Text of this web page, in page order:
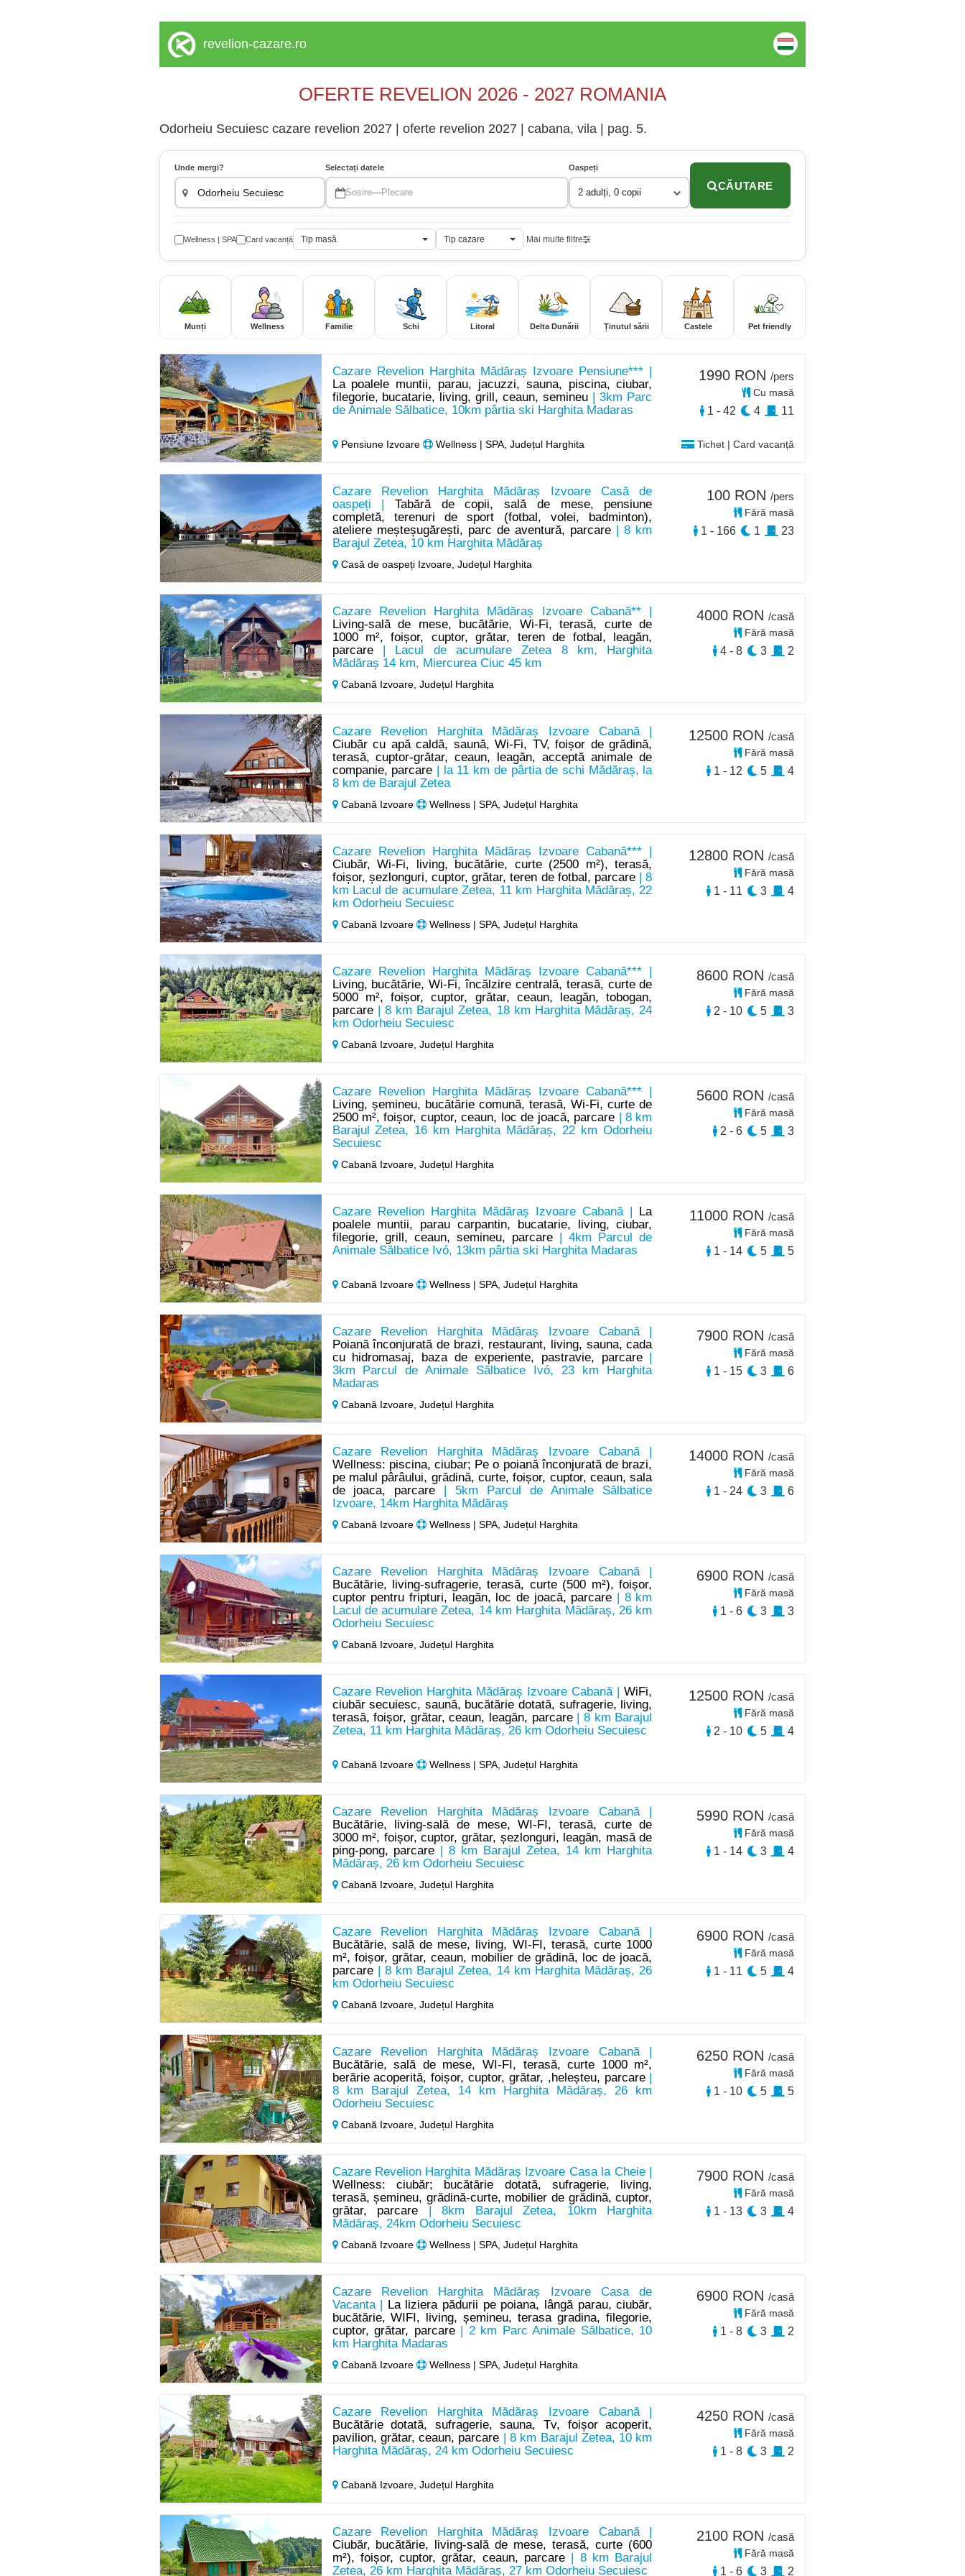
revelion-cazare.ro
OFERTE REVELION 2026 - 2027 ROMANIA
Odorheiu Secuiesc cazare revelion 2027 | oferte revelion 2027 | cabana, vila | pag. 5.
Unde mergi? Selectați datele
Sosire—Plecare
Oaspeți
2 adulți, 0 copii
CĂUTARE
Wellness | SPA Card vacanță Tip masă Tip cazare Mai multe filtre
Munți Wellness Familie Schi Litoral Delta Dunării Ținutul sării Castele Pet friendly
Cazare Revelion Harghita Mădăraș Izvoare Pensiune*** |
La poalele muntii, parau, jacuzzi, sauna, piscina, ciubar,
filegorie, bucatarie, living, grill, ceaun, semineu | 3km Parc
de Animale Sălbatice, 10km pârtia ski Harghita Madaras
Pensiune Izvoare Wellness | SPA, Județul Harghita Tichet | Card vacanță
1990 RON /pers
Cu masă
1 - 42 4 11
Cazare Revelion Harghita Mădăraș Izvoare Casă de
oaspeți | Tabără de copii, sală de mese, pensiune
completă, terenuri de sport (fotbal, volei, badminton),
ateliere meșteșugărești, parc de aventură, parcare | 8 km
Barajul Zetea, 10 km Harghita Mădăraș
Casă de oaspeți Izvoare, Județul Harghita
100 RON /pers
Fără masă
1 - 166 1 23
Cazare Revelion Harghita Mădăraș Izvoare Cabană** |
Living-sală de mese, bucătărie, Wi-Fi, terasă, curte de
1000 m², foișor, cuptor, grătar, teren de fotbal, leagăn,
parcare| Lacul de acumulare Zetea 8 km, Harghita
Mădăraș 14 km, Miercurea Ciuc 45 km
Cabană Izvoare, Județul Harghita
4000 RON /casă
Fără masă
4 - 8 3 2
Cazare Revelion Harghita Mădăraș Izvoare Cabană |
Ciubăr cu apă caldă, saună, Wi-Fi, TV, foișor de grădină,
terasă, cuptor-grătar, ceaun, leagăn, acceptă animale de
companie, parcare | la 11 km de pârtia de schi Mădăraș, la
8 km de Barajul Zetea
Cabană Izvoare Wellness | SPA, Județul Harghita
12500 RON /casă
Fără masă
1 - 12 5 4
Cazare Revelion Harghita Mădăraș Izvoare Cabană*** |
Ciubăr, Wi-Fi, living, bucătărie, curte (2500 m²), terasă,
foișor, șezlonguri, cuptor, grătar, teren de fotbal, parcare | 8
km Lacul de acumulare Zetea, 11 km Harghita Mădăraș, 22
km Odorheiu Secuiesc
Cabană Izvoare Wellness | SPA, Județul Harghita
12800 RON /casă
Fără masă
1 - 11 3 4
Cazare Revelion Harghita Mădăraș Izvoare Cabană*** |
Living, bucătărie, Wi-Fi, încălzire centrală, terasă, curte de
5000 m², foișor, cuptor, grătar, ceaun, leagăn, tobogan,
parcare| 8 km Barajul Zetea, 18 km Harghita Mădăraș, 24
km Odorheiu Secuiesc
Cabană Izvoare, Județul Harghita
8600 RON /casă
Fără masă
2 - 10 5 3
Cazare Revelion Harghita Mădăraș Izvoare Cabană*** |
Living, șemineu, bucătărie comună, terasă, Wi-Fi, curte de
2500 m², foișor, cuptor, ceaun, loc de joacă, parcare | 8 km
Barajul Zetea, 16 km Harghita Mădăraș, 22 km Odorheiu
Secuiesc
Cabană Izvoare, Județul Harghita
5600 RON /casă
Fără masă
2 - 6 5 3
Cazare Revelion Harghita Mădăraș Izvoare Cabană |
La
poalele muntii, parau carpantin, bucatarie, living, ciubar,
filegorie, grill, ceaun, semineu, parcare| 4km Parcul de
Animale Sălbatice Ivó, 13km pârtia ski Harghita Madaras
Cabană Izvoare Wellness | SPA, Județul Harghita
11000 RON /casă
Fără masă
1 - 14 5 5
Cazare Revelion Harghita Mădăraș Izvoare Cabană |
Poiană înconjurată de brazi, restaurant, living, sauna, cada
cu hidromasaj, baza de experiente, pastravie, parcare|
3km Parcul de Animale Sălbatice Ivó, 23 km Harghita
Madaras
Cabană Izvoare, Județul Harghita
7900 RON /casă
Fără masă
1 - 15 3 6
Cazare Revelion Harghita Mădăraș Izvoare Cabană |
Wellness: piscina, ciubar; Pe o poiană înconjurată de brazi,
pe malul pârâului, grădină, curte, foișor, cuptor, ceaun, sala
de joaca, parcare | 5km Parcul de Animale Sălbatice
Izvoare, 14km Harghita Mădăraș
Cabană Izvoare Wellness | SPA, Județul Harghita
14000 RON /casă
Fără masă
1 - 24 3 6
Cazare Revelion Harghita Mădăraș Izvoare Cabană |
Bucătărie, living-sufragerie, terasă, curte (500 m²), foișor,
cuptor pentru fripturi, leagăn, loc de joacă, parcare | 8 km
Lacul de acumulare Zetea, 14 km Harghita Mădăraș, 26 km
Odorheiu Secuiesc
Cabană Izvoare, Județul Harghita
6900 RON /casă
Fără masă
1 - 6 3 3
Cazare Revelion Harghita Mădăraș Izvoare Cabană |WiFi,
ciubăr secuiesc, saună, bucătărie dotată, sufragerie, living,
terasă, foișor, grătar, ceaun, leagăn, parcare| 8 km Barajul
Zetea, 11 km Harghita Mădăraș, 26 km Odorheiu Secuiesc
Cabană Izvoare Wellness | SPA, Județul Harghita
12500 RON /casă
Fără masă
2 - 10 5 4
Cazare Revelion Harghita Mădăraș Izvoare Cabană |
Bucătărie, living-sală de mese, WI-FI, terasă, curte de
3000 m², foișor, cuptor, grătar, șezlonguri, leagăn, masă de
ping-pong, parcare | 8 km Barajul Zetea, 14 km Harghita
Mădăraș, 26 km Odorheiu Secuiesc
Cabană Izvoare, Județul Harghita
5990 RON /casă
Fără masă
1 - 14 3 4
Cazare Revelion Harghita Mădăraș Izvoare Cabană |
Bucătărie, sală de mese, living, WI-FI, terasă, curte 1000
m², foișor, grătar, ceaun, mobilier de grădină, loc de joacă,
parcare| 8 km Barajul Zetea, 14 km Harghita Mădăraș, 26
km Odorheiu Secuiesc
Cabană Izvoare, Județul Harghita
6900 RON /casă
Fără masă
1 - 11 5 4
Cazare Revelion Harghita Mădăraș Izvoare Cabană |
Bucătărie, sală de mese, WI-FI, terasă, curte 1000 m²,
berărie acoperită, foișor, cuptor, grătar, ,heleșteu, parcare|
8 km Barajul Zetea, 14 km Harghita Mădăraș, 26 km
Odorheiu Secuiesc
Cabană Izvoare, Județul Harghita
6250 RON /casă
Fără masă
1 - 10 5 5
Cazare Revelion Harghita Mădăraș Izvoare Casa la Cheie |
Wellness: ciubăr; bucătărie dotată, sufragerie, living,
terasă, șemineu, grădină-curte, mobilier de grădină, cuptor,
grătar, parcare | 8km Barajul Zetea, 10km Harghita
Mădăraș, 24km Odorheiu Secuiesc
Cabană Izvoare Wellness | SPA, Județul Harghita
7900 RON /casă
Fără masă
1 - 13 3 4
Cazare Revelion Harghita Mădăraș Izvoare Casa de
Vacanta |
La liziera pădurii pe poiana, lângă parau, ciubăr,
bucătărie, WIFI, living, șemineu, terasa gradina, filegorie,
cuptor, grătar, parcare| 2 km Parc Animale Sălbatice, 10
km Harghita Madaras
Cabană Izvoare Wellness | SPA, Județul Harghita
6900 RON /casă
Fără masă
1 - 8 3 2
Cazare Revelion Harghita Mădăraș Izvoare Cabană |
Bucătărie dotată, sufragerie, sauna, Tv, foișor acoperit,
pavilion, grătar, ceaun, parcare | 8 km Barajul Zetea, 10 km
Harghita Mădăraș, 24 km Odorheiu Secuiesc
Cabană Izvoare, Județul Harghita
4250 RON /casă
Fără masă
1 - 8 3 2
Cazare Revelion Harghita Mădăraș Izvoare Cabană |
Ciubăr, bucătărie, living-sală de mese, terasă, curte (600
m²), foișor, cuptor, grătar, ceaun, parcare | 8 km Barajul
Zetea, 26 km Harghita Mădăraș, 27 km Odorheiu Secuiesc
2100 RON /casă
Fără masă
1 - 6 3 2